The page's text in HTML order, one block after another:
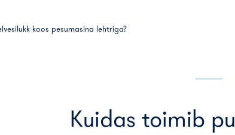
koos pesumasina lehtriga?
Kuidas toimib